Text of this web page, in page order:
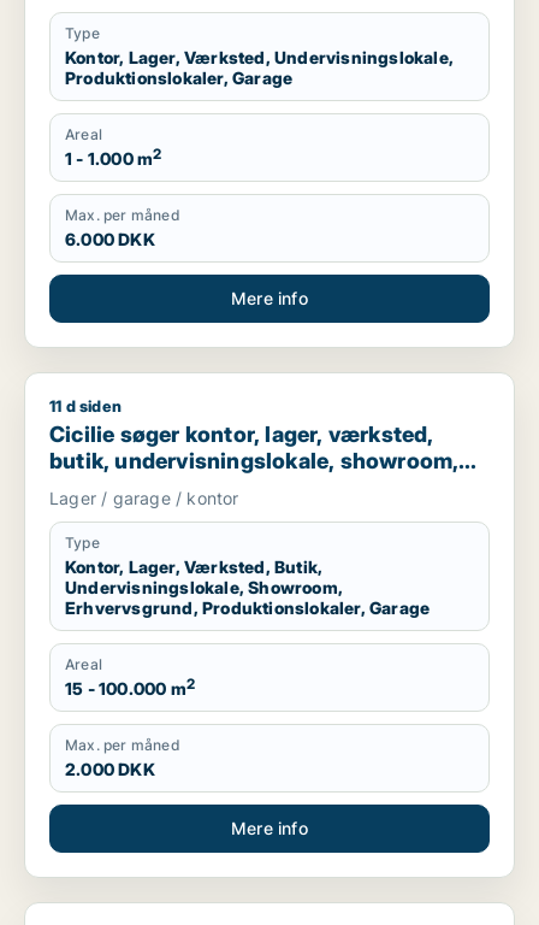
Type
Kontor, Lager, Værksted, Undervisningslokale,
Produktionslokaler, Garage
Areal
1 - 1.000 m2
Max. per måned
6.000 DKK
Mere info
Cicilie søger kontor, lager, værksted, butik,
11 d siden
Cicilie søger kontor, lager, værksted,
butik, undervisningslokale, showroom,
erhvervsgrund, produktionslokaler eller
garage til leje i Region Sjælland eller
Nordsjælland
Lager / garage / kontor
Type
Kontor, Lager, Værksted, Butik,
Undervisningslokale, Showroom,
Erhvervsgrund, Produktionslokaler, Garage
Areal
15 - 100.000 m2
Max. per måned
2.000 DKK
Mere info